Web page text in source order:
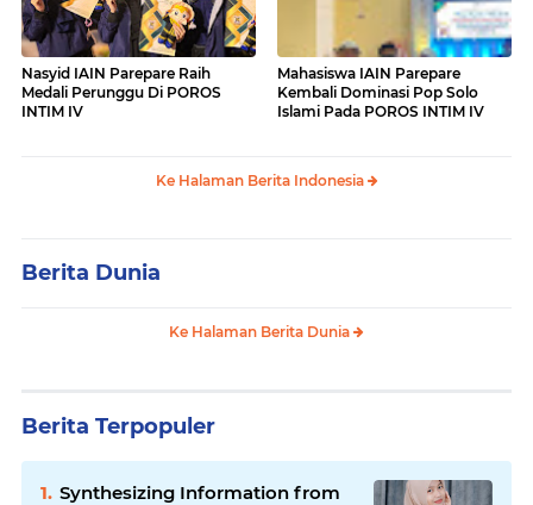
Nasyid IAIN Parepare Raih
Medali Perunggu Di POROS
INTIM IV
Mahasiswa IAIN Parepare
Kembali Dominasi Pop Solo
Islami Pada POROS INTIM IV
Ke Halaman Berita Indonesia
Berita Dunia
Ke Halaman Berita Dunia
Berita Terpopuler
Synthesizing Information from